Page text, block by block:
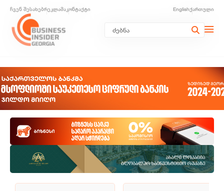
ჩვენ შესახებრეკლამაკონტაქტი Englishქართული